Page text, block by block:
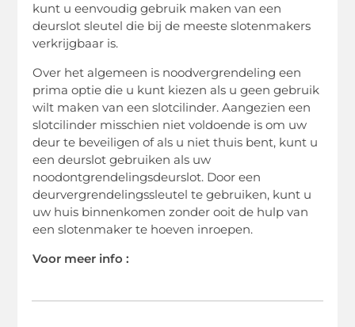
kunt u eenvoudig gebruik maken van een
deurslot sleutel die bij de meeste slotenmakers
verkrijgbaar is.
Over het algemeen is noodvergrendeling een
prima optie die u kunt kiezen als u geen gebruik
wilt maken van een slotcilinder. Aangezien een
slotcilinder misschien niet voldoende is om uw
deur te beveiligen of als u niet thuis bent, kunt u
een deurslot gebruiken als uw
noodontgrendelingsdeurslot. Door een
deurvergrendelingssleutel te gebruiken, kunt u
uw huis binnenkomen zonder ooit de hulp van
een slotenmaker te hoeven inroepen.
Voor meer info :